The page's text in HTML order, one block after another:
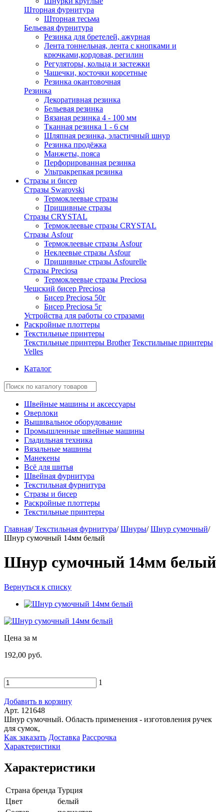
Шторная фурнитура
Шторная тесьма
Бельевая фурнитура
Резинка для бретелей, ажурная
Лента тоннельная, лента с кнопками и
крючками,кордовая, регилин
Регуляторы, кольца и застежки
Чашечки, косточки корсетные
Резинка окантовочная
Резинка
Декоративная резинка
Бельевая резинка
Вязаная резинка 4 - 100 мм
Тканная резинка 1 - 6 см
Шляпная резинка, эластичный шнур
Резинка продёжка
Манжеты, пояса
Перфорированная резинка
Ультракрепкая резинка
Стразы и бисер
Стразы Swarovski
Термоклеевые стразы
Пришивные стразы
Стразы CRYSTAL
Термоклеевые стразы CRYSTAL
Стразы Asfour
Термоклеевые стразы Asfour
Неклеевые стразы Asfour
Пришивные стразы Asfourelle
Стразы Preciosa
Термоклеевые стразы Preciosa
Чешский бисер Preciosa
Бисер Preciosa 50г
Бисер Preciosa 5г
Устройства для работы со стразами
Раскройные плоттеры
Текстильные принтеры
Текстильные принтеры Brother Текстильные принтеры
Velles
Каталог
Швейные машины и аксессуары
Оверлоки
Вышивальное оборудование
Промышленные швейные машины
Гладильная техника
Вязальные машины
Манекены
Всё для шитья
Швейная фурнитура
Текстильная фурнитура
Стразы и бисер
Раскройные плоттеры
Текстильные принтеры
Главная/ Текстильная фурнитура/ Шнуры/ Шнур сумочный/
Шнур сумочный 14мм белый
Шнур сумочный 14мм белый
Вернуться к списку
Цена за м
192,00 руб.
1
Добавить в корзину
Арт. 121648
Шнур сумочный. Область применения - изготовления ручек
для сумок,
Как заказать Доставка Рассрочка
Характеристики
Характеристики
Страна бренда Турция
Цвет
белый